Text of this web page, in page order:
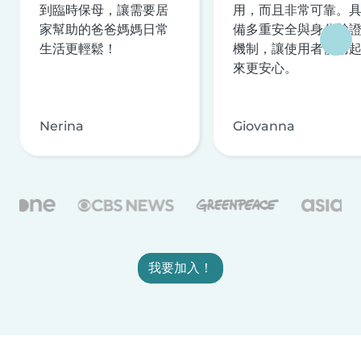
到臨時保母，讓需要居
家幫助的爸爸媽媽日常
生活更輕鬆！
Nerina
用，而且非常可靠。具
備多重安全與身分驗證
機制，讓使用者使用起
來更安心。
Giovanna
我要加入！